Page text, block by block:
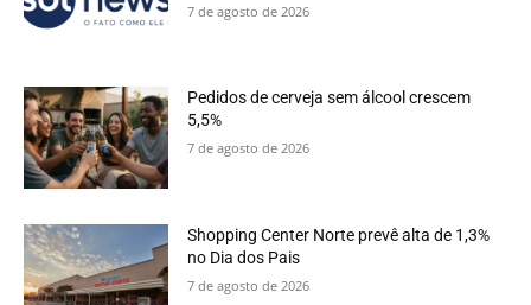
7 de agosto de 2026
Pedidos de cerveja sem álcool crescem
5,5%
7 de agosto de 2026
Shopping Center Norte prevê alta de 1,3%
no Dia dos Pais
7 de agosto de 2026